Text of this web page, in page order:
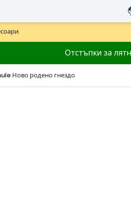
Отстъпки за
Ново родено гнездо